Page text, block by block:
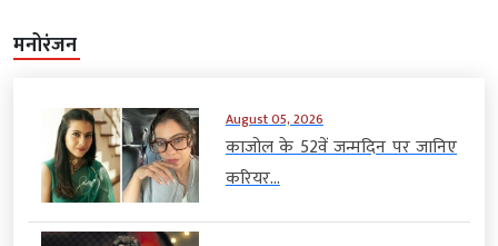
मनोरंजन
August 05, 2026
काजोल के 52वें जन्मदिन पर जानिए
करियर...